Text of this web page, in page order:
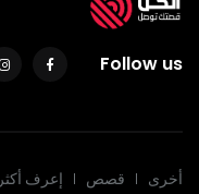
Follow us
أخرى قصص إعرف أكثر